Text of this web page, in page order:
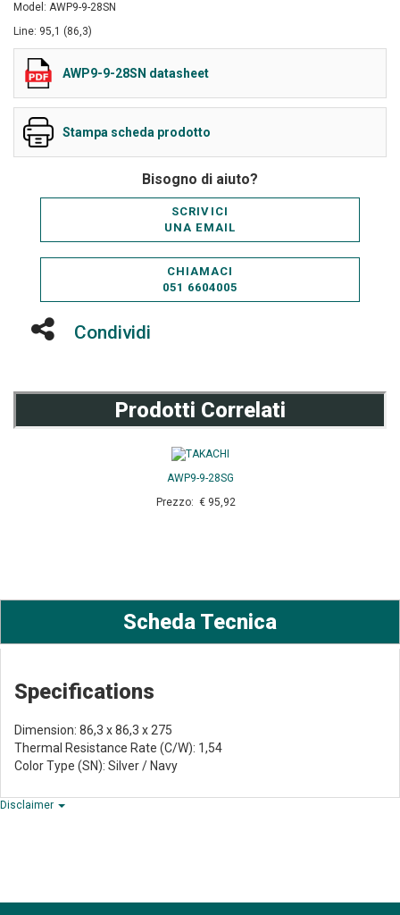
Model: AWP9-9-28SN
Line: 95,1 (86,3)
AWP9-9-28SN datasheet
Stampa scheda prodotto
Bisogno di aiuto?
SCRIVICI
UNA EMAIL
CHIAMACI
051 6604005
Condividi
Prodotti Correlati
AWP9-9-28SG
Prezzo: € 95,92
Scheda Tecnica
Specifications
Dimension: 86,3 x 86,3 x 275
Thermal Resistance Rate (C/W): 1,54
Color Type (SN): Silver / Navy
Disclaimer